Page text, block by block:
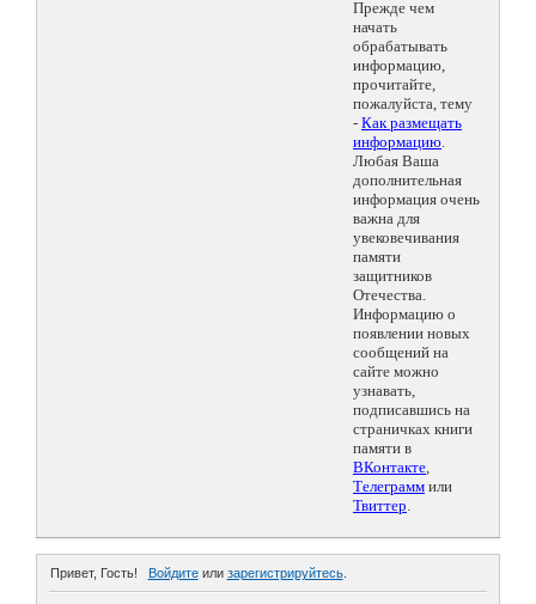
Прежде чем
начать
обрабатывать
информацию,
прочитайте,
пожалуйста, тему
- Как размещать
информацию.
Любая Ваша
дополнительная
информация очень
важна для
увековечивания
памяти
защитников
Отечества.
Информацию о
появлении новых
сообщений на
сайте можно
узнавать,
подписавшись на
страничках книги
памяти в
ВКонтакте,
Телеграмм или
Твиттер.
Привет, Гость! Войдитеили зарегистрируйтесь.